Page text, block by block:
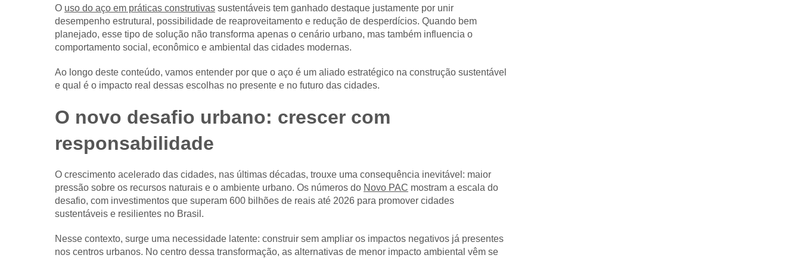
O uso do aço em práticas construtivas sustentáveis tem ganhado destaque justamente por unir
desempenho estrutural, possibilidade de reaproveitamento e redução de desperdícios. Quando bem
planejado, esse tipo de solução não transforma apenas o cenário urbano, mas também influencia o
comportamento social, econômico e ambiental das cidades modernas.
Ao longo deste conteúdo, vamos entender por que o aço é um aliado estratégico na construção sustentável
e qual é o impacto real dessas escolhas no presente e no futuro das cidades.
O novo desafio urbano: crescer com
responsabilidade
O crescimento acelerado das cidades, nas últimas décadas, trouxe uma consequência inevitável: maior
pressão sobre os recursos naturais e o ambiente urbano. Os números do Novo PAC mostram a escala do
desafio, com investimentos que superam 600 bilhões de reais até 2026 para promover cidades
sustentáveis e resilientes no Brasil.
Nesse contexto, surge uma necessidade latente: construir sem ampliar os impactos negativos já presentes
nos centros urbanos. No centro dessa transformação, as alternativas de menor impacto ambiental vêm se